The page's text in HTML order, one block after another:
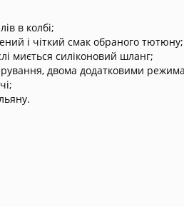
в колбі;
і чіткий смак обраного тютюну;
миється силіконовий шланг;
двома додатковими